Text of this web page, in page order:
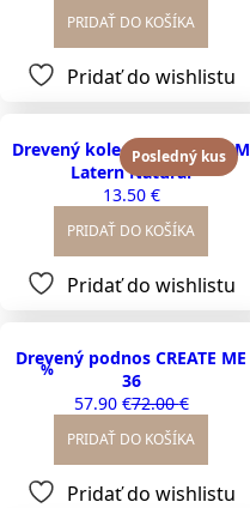
was:
is:
PRIDAŤ DO KOŠÍKA
Pridať do wishlistu
Posledný kus
Drevený koledník BETLEHEM
Latern Natural
13.50 €
PRIDAŤ DO KOŠÍKA
Pridať do wishlistu
%
Drevený podnos CREATE ME
36
72.00€
Original
price
72.00 €.
57.90 €Current
price
57.90 €.
PRIDAŤ DO KOŠÍKA
Pridať do wishlistu